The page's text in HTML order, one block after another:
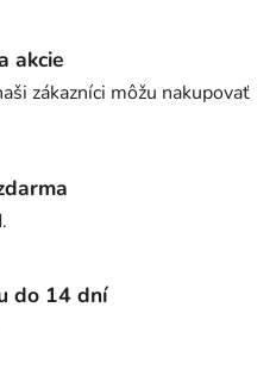
akcie
zákazníci môžu nakupovať
do 14 dní